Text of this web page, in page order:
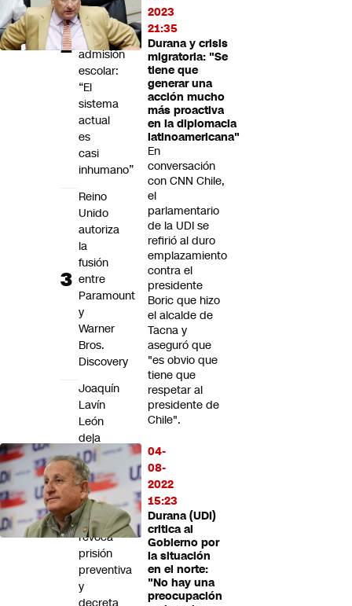
2023
21:35
Durana y crisis
migratoria: "Se
tiene que
generar una
acción mucho
más proactiva
en la diplomacia
latinoamericana"
En
conversación
con CNN Chile,
el
parlamentario
de la UDI se
refirió al duro
emplazamiento
contra el
presidente
Boric que hizo
el alcalde de
Tacna y
aseguró que
"es obvio que
tiene que
respetar al
presidente de
Chile".
04-
08-
2022
15:23
Durana (UDI)
critica al
Gobierno por
la situación
en el norte:
"No hay una
preocupación
al
sistema
de
admisión
escolar:
“El
sistema
actual
es
casi
inhumano”
Reino
Unido
autoriza
la
fusión
entre
Paramount
y
Warner
Bros.
Discovery
Joaquín
Lavín
León
deja
la
cárcel:
Corte
de
Apelaciones
revoca
prisión
preventiva
y
decreta